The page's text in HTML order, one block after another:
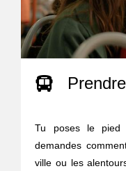
Tu poses le
demandes
ville ou les